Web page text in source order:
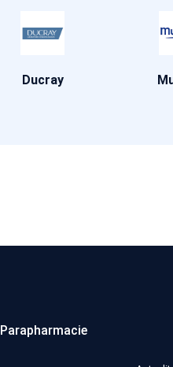
Ducray
Parapharmacie